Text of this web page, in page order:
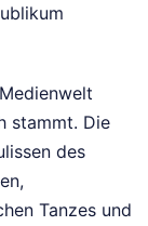
stammt. Die
des
Tanzes und